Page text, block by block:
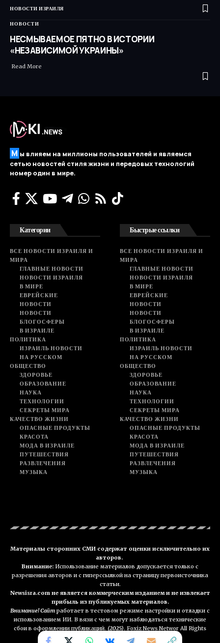
НОВОСТИ ИЗРАИЛЯ
НОВОСТИ
НЕСМЫВАЕМОЕ ПЯТНО В ИСТОРИИ
«НЕЗАВИСИМОЙ УКРАИНЫ»
Read More ​
М ы влияем на миллионы пользователей и являемся
сетью новостей стиля жизни и передовых технологий
номер один в мире.
Категории
ВСЕ НОВОСТИ ИЗРАИЛЯ И
МИРА
ГЛАВНЫЕ НОВОСТИ
НОВОСТИ ИЗРАИЛЯ
В МИРЕ
ЕВРЕЙСКИЕ
НОВОСТИ
НОВОСТИ
БЛОГОСФЕРЫ
В ИЗРАИЛЕ
ПОЛИТИКА
ИЗРАИЛЬ НОВОСТИ
НА РУССКОМ
ОБЩЕСТВО
ЗДОРОВЬЕ
ОБРАЗОВАНИЕ
НАУКА
ТЕХНОЛОГИИ
СЕКРЕТЫ МИРА
КАЧЕСТВО ЖИЗНИ
ОПАСНЫЕ ПРОДУКТЫ
КРАСОТА
МОДА В ИЗРАИЛЕ
ПУТЕШЕСТВИЯ
РАЗВЛЕЧЕНИЯ
МУЗЫКА
Быстрые ссылки
ВСЕ НОВОСТИ ИЗРАИЛЯ И
МИРА
ГЛАВНЫЕ НОВОСТИ
НОВОСТИ ИЗРАИЛЯ
В МИРЕ
ЕВРЕЙСКИЕ
НОВОСТИ
НОВОСТИ
БЛОГОСФЕРЫ
В ИЗРАИЛЕ
ПОЛИТИКА
ИЗРАИЛЬ НОВОСТИ
НА РУССКОМ
ОБЩЕСТВО
ЗДОРОВЬЕ
ОБРАЗОВАНИЕ
НАУКА
ТЕХНОЛОГИИ
СЕКРЕТЫ МИРА
КАЧЕСТВО ЖИЗНИ
ОПАСНЫЕ ПРОДУКТЫ
КРАСОТА
МОДА В ИЗРАИЛЕ
ПУТЕШЕСТВИЯ
РАЗВЛЕЧЕНИЯ
МУЗЫКА
Материалы сторонних СМИ содержат оценки исключительно их
авторов.
Внимание: Использование материалов допускается только с
разрешения авторов и с гиперссылкой на страницу первоисточника
статьи.
Newsisra.com не является коммерческим изданием и не извлекает
прибыль из публикуемых материалов.
Внимание! Сайт работает в тестовом режиме настройки и отладки с
использованием ИИ. В вязи с чем могут наблюдаться технические
сбои в оформлении публикаций. (2025). Foxiz News Networ All Rights
Reserved. NEWSisra.com